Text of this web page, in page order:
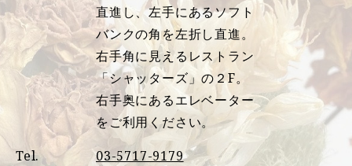
直進し、左手にあるソフト
バンクの角を左折し直進。
右手角に見えるレストラン
「シャッターズ」の２F。
右手奥にあるエレベーター
をご利用ください。
Tel.
03-5717-9179